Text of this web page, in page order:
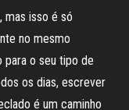
mas isso é só
no mesmo
para o seu tipo de
os dias, escrever
é um caminho